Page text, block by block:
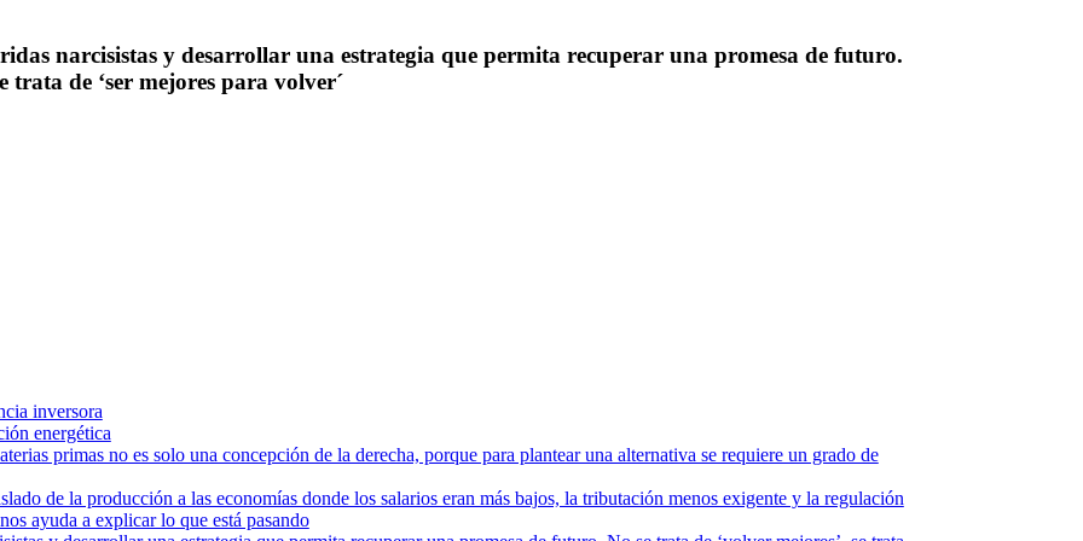
narcisistas y desarrollar una estrategia que permita recuperar una promesa de futuro.
trata de ‘ser mejores para volver´
inversora
energética
primas no es solo una concepción de la derecha, porque para plantear una alternativa se requiere un grado de
de la producción a las economías donde los salarios eran más bajos, la tributación menos exigente y la regulación
ayuda a explicar lo que está pasando